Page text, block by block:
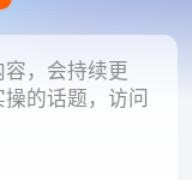
，会持续更
的话题，访问